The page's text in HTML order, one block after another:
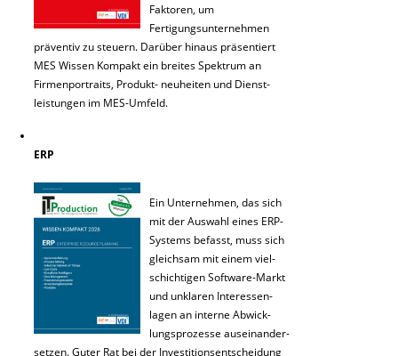
Faktoren, um
Fertigungsunternehmen
präventiv zu steuern. Darüber hinaus präsentiert
MES Wissen Kompakt ein breites Spektrum an
Firmenportraits, Produkt- neuheiten und Dienst-
leistungen im MES-Umfeld.
ERP
Ein Unternehmen, das sich
mit der Auswahl eines ERP-
Systems befasst, muss sich
gleichsam mit einem viel-
schichtigen Software-Markt
und unklaren Interessen-
lagen an interne Abwick-
lungsprozesse auseinander-
setzen. Guter Rat bei der Investitionsentscheidung